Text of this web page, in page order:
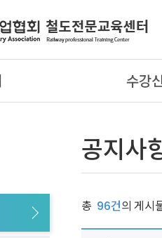
수강
공지사
총 96건의 게시